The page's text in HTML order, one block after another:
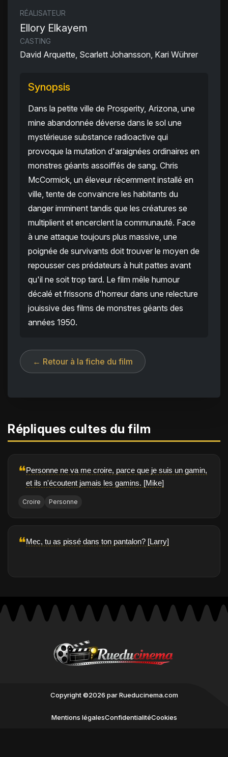
RÉALISATEUR
Ellory Elkayem
CASTING
David Arquette, Scarlett Johansson, Kari Wührer
Synopsis
Dans la petite ville de Prosperity, Arizona, une
mine abandonnée déverse dans le sol une
mystérieuse substance radioactive qui
provoque la mutation d'araignées ordinaires en
monstres géants assoiffés de sang. Chris
McCormick, un éleveur récemment installé en
ville, tente de convaincre les habitants du
danger imminent tandis que les créatures se
multiplient et encerclent la communauté. Face
à une attaque toujours plus massive, une
poignée de survivants doit trouver le moyen de
repousser ces prédateurs à huit pattes avant
qu'il ne soit trop tard. Le film mêle humour
décalé et frissons d'horreur dans une relecture
jouissive des films de monstres géants des
années 1950.
← Retour à la fiche du film
Répliques cultes du film
❝Personne ne va me croire, parce que je suis un gamin,
et ils n'écoutent jamais les gamins. [Mike]
Croire Personne
❝Mec, tu as pissé dans ton pantalon? [Larry]
Copyright ©2026 par Rueducinema.com
Mentions légalesConfidentialitéCookies